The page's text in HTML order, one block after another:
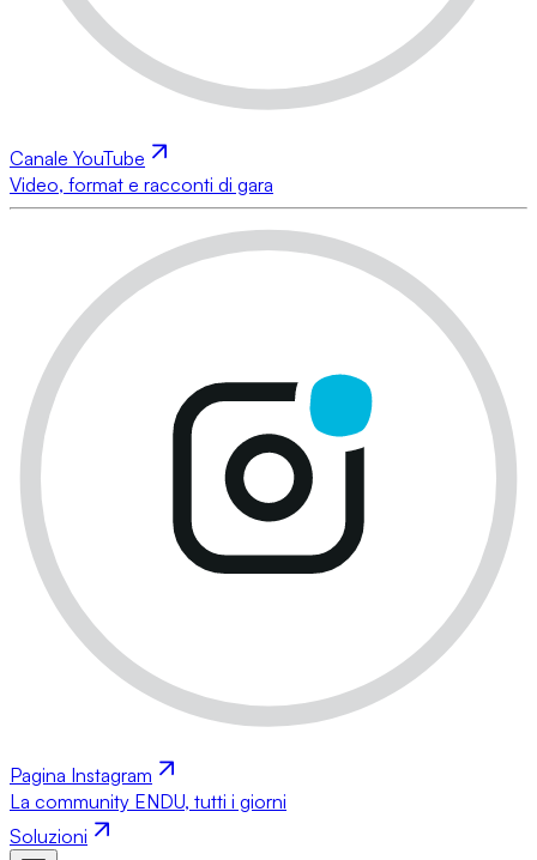
Canale YouTube
Video, format e racconti di gara
Pagina Instagram
La community ENDU, tutti i giorni
Soluzioni